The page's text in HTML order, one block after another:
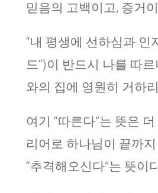
믿음의 고백이고, 증거
“내 평생에 선하심과 인
드“)이 반드시 나를 따
와의 집에 영원히 거하
여기 “따른다”는 뜻은
리어로 하나님이 끝까
“추격해오신다”는 뜻이